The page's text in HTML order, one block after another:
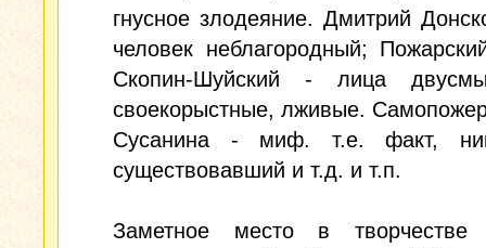
гнусное злодеяние. Дмитрий
человек неблагородный;
Скопин-Шуйский - лица
своекорыстные, лживые.
Сусанина - миф. т.е. факт,
существовавший и т.д. и т.п.
Заметное место в творчестве